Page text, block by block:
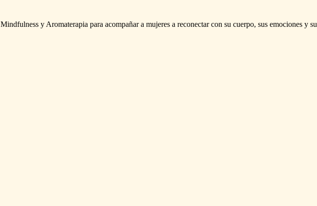
Mindfulness y Aromaterapia para acompañar a mujeres a reconectar con su cuerpo, sus emociones y su